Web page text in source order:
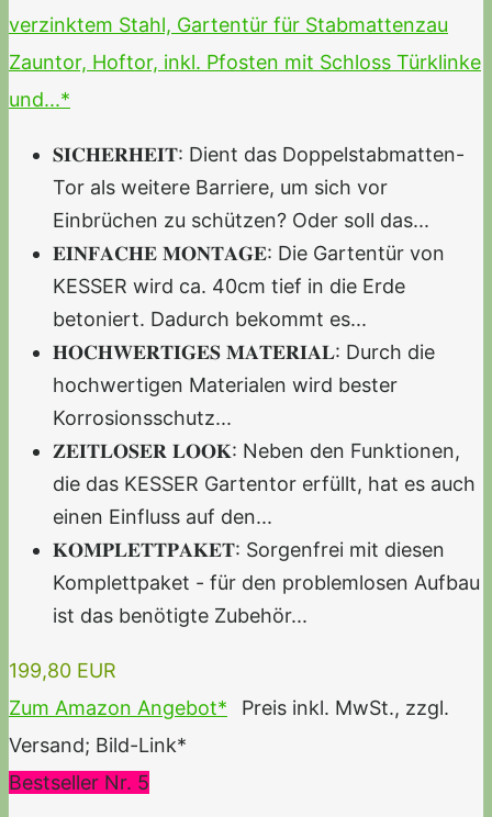
verzinktem Stahl, Gartentür für Stabmattenzau
Zauntor, Hoftor, inkl. Pfosten mit Schloss Türklinke
und...*
𝐒𝐈𝐂𝐇𝐄𝐑𝐇𝐄𝐈𝐓: Dient das Doppelstabmatten-
Tor als weitere Barriere, um sich vor
Einbrüchen zu schützen? Oder soll das...
𝐄𝐈𝐍𝐅𝐀𝐂𝐇𝐄 𝐌𝐎𝐍𝐓𝐀𝐆𝐄: Die Gartentür von
KESSER wird ca. 40cm tief in die Erde
betoniert. Dadurch bekommt es...
𝐇𝐎𝐂𝐇𝐖𝐄𝐑𝐓𝐈𝐆𝐄𝐒 𝐌𝐀𝐓𝐄𝐑𝐈𝐀𝐋: Durch die
hochwertigen Materialen wird bester
Korrosionsschutz...
𝐙𝐄𝐈𝐓𝐋𝐎𝐒𝐄𝐑 𝐋𝐎𝐎𝐊: Neben den Funktionen,
die das KESSER Gartentor erfüllt, hat es auch
einen Einfluss auf den...
𝐊𝐎𝐌𝐏𝐋𝐄𝐓𝐓𝐏𝐀𝐊𝐄𝐓: Sorgenfrei mit diesen
Komplettpaket - für den problemlosen Aufbau
ist das benötigte Zubehör...
199,80 EUR
Zum Amazon Angebot*
Preis inkl. MwSt., zzgl.
Versand; Bild-Link*
Bestseller Nr. 5